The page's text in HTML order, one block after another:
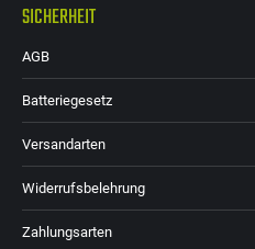
SICHERHEIT
AGB
Batteriegesetz
Versandarten
Widerrufsbelehrung
Zahlungsarten